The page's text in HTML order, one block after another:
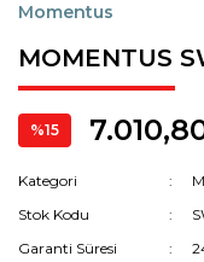
Momentus
MOMENTUS
%15
Kategori
Stok Kodu
Garanti Süresi